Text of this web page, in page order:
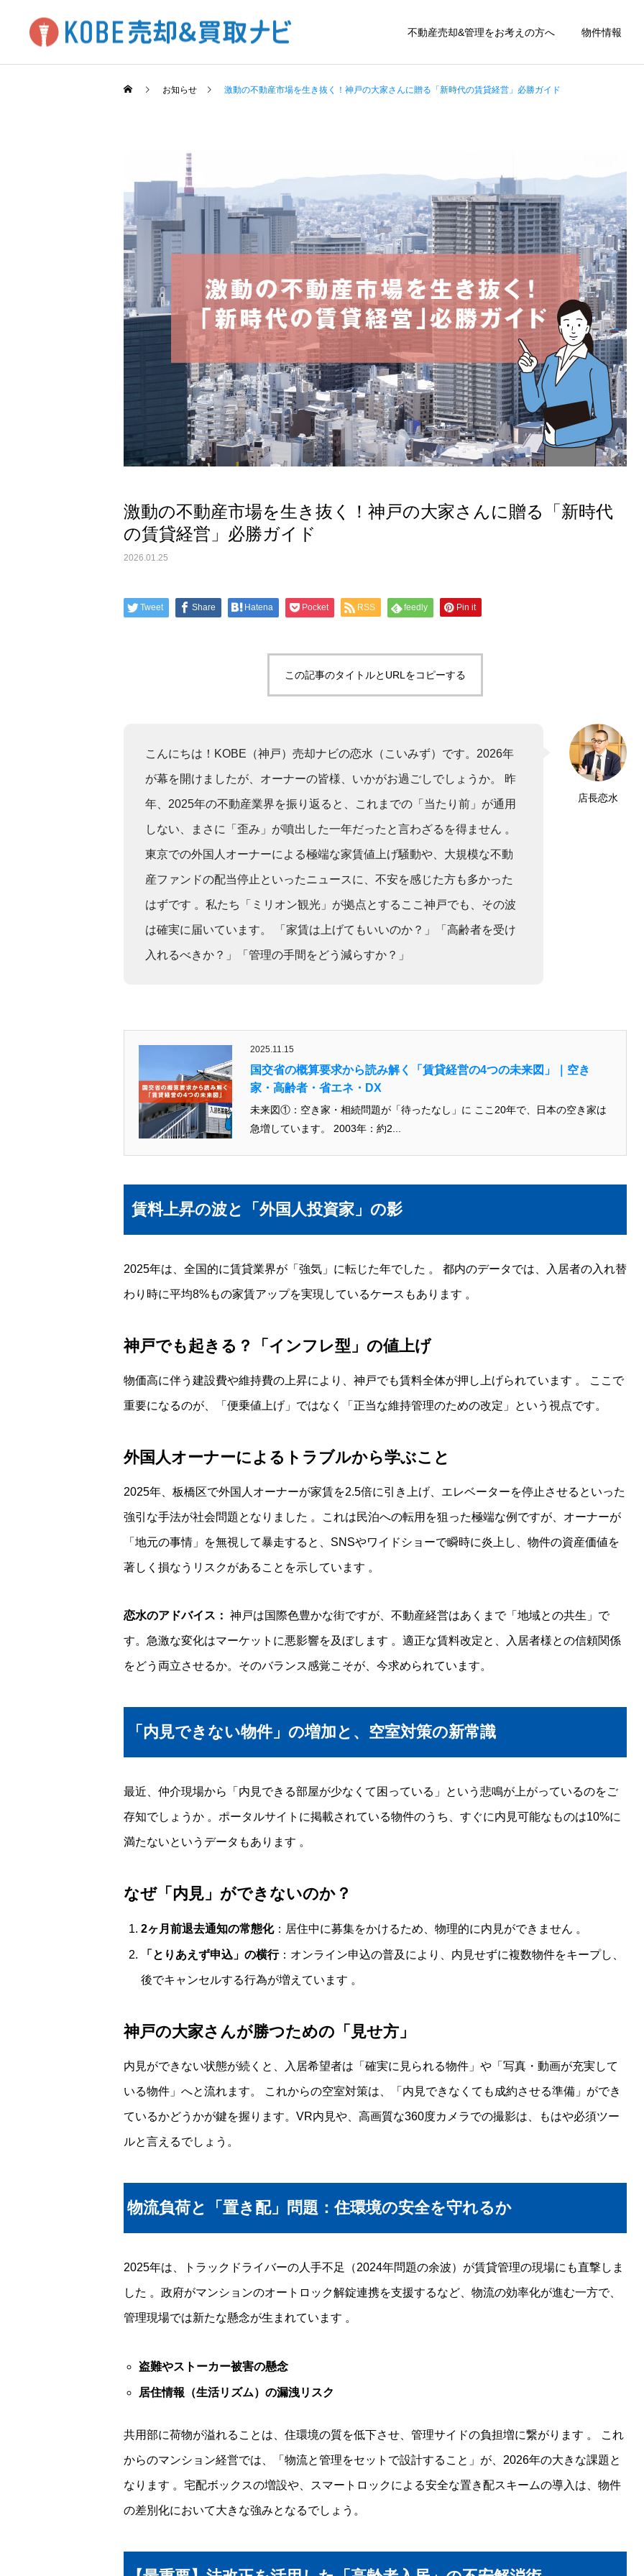
不動産売却&管理をお考えの方へ 物件情報
お知らせ 激動の不動産市場を生き抜く！神戸の大家さんに贈る「新時代の賃貸経営」必勝ガイド
激動の不動産市場を生き抜く！神戸の大家さんに贈る「新時代
の賃貸経営」必勝ガイド
2026.01.25
Tweet Share Hatena Pocket RSS feedly Pin it
この記事のタイトルとURLをコピーする
店長恋水
こんにちは！KOBE（神戸）売却ナビの恋水（こいみず）です。2026年
が幕を開けましたが、オーナーの皆様、いかがお過ごしでしょうか。 昨
年、2025年の不動産業界を振り返ると、これまでの「当たり前」が通用
しない、まさに「歪み」が噴出した一年だったと言わざるを得ません 。
東京での外国人オーナーによる極端な家賃値上げ騒動や、大規模な不動
産ファンドの配当停止といったニュースに、不安を感じた方も多かった
はずです 。私たち「ミリオン観光」が拠点とするここ神戸でも、その波
は確実に届いています。 「家賃は上げてもいいのか？」「高齢者を受け
入れるべきか？」「管理の手間をどう減らすか？」
2025.11.15
国交省の概算要求から読み解く「賃貸経営の4つの未来図」｜空き
家・高齢者・省エネ・DX
未来図①：空き家・相続問題が「待ったなし」に ここ20年で、日本の空き家は
急増しています。 2003年：約2...
賃料上昇の波と「外国人投資家」の影
2025年は、全国的に賃貸業界が「強気」に転じた年でした 。 都内のデータでは、入居者の入れ替
わり時に平均8%もの家賃アップを実現しているケースもあります 。
神戸でも起きる？「インフレ型」の値上げ
物価高に伴う建設費や維持費の上昇により、神戸でも賃料全体が押し上げられています 。 ここで
重要になるのが、「便乗値上げ」ではなく「正当な維持管理のための改定」という視点です。
外国人オーナーによるトラブルから学ぶこと
2025年、板橋区で外国人オーナーが家賃を2.5倍に引き上げ、エレベーターを停止させるといった
強引な手法が社会問題となりました 。これは民泊への転用を狙った極端な例ですが、オーナーが
「地元の事情」を無視して暴走すると、SNSやワイドショーで瞬時に炎上し、物件の資産価値を
著しく損なうリスクがあることを示しています 。
恋水のアドバイス： 神戸は国際色豊かな街ですが、不動産経営はあくまで「地域との共生」で
す。急激な変化はマーケットに悪影響を及ぼします 。適正な賃料改定と、入居者様との信頼関係
をどう両立させるか。そのバランス感覚こそが、今求められています。
「内見できない物件」の増加と、空室対策の新常識
最近、仲介現場から「内見できる部屋が少なくて困っている」という悲鳴が上がっているのをご
存知でしょうか 。ポータルサイトに掲載されている物件のうち、すぐに内見可能なものは10%に
満たないというデータもあります 。
なぜ「内見」ができないのか？
2ヶ月前退去通知の常態化：居住中に募集をかけるため、物理的に内見ができません 。
「とりあえず申込」の横行：オンライン申込の普及により、内見せずに複数物件をキープし、
後でキャンセルする行為が増えています 。
神戸の大家さんが勝つための「見せ方」
内見ができない状態が続くと、入居希望者は「確実に見られる物件」や「写真・動画が充実して
いる物件」へと流れます。 これからの空室対策は、「内見できなくても成約させる準備」ができ
ているかどうかが鍵を握ります。VR内見や、高画質な360度カメラでの撮影は、もはや必須ツー
ルと言えるでしょう。
物流負荷と「置き配」問題：住環境の安全を守れるか
2025年は、トラックドライバーの人手不足（2024年問題の余波）が賃貸管理の現場にも直撃しま
した 。政府がマンションのオートロック解錠連携を支援するなど、物流の効率化が進む一方で、
管理現場では新たな懸念が生まれています 。
盗難やストーカー被害の懸念
居住情報（生活リズム）の漏洩リスク
共用部に荷物が溢れることは、住環境の質を低下させ、管理サイドの負担増に繋がります 。 これ
からのマンション経営では、「物流と管理をセットで設計すること」が、2026年の大きな課題と
なります 。宅配ボックスの増設や、スマートロックによる安全な置き配スキームの導入は、物件
の差別化において大きな強みとなるでしょう。